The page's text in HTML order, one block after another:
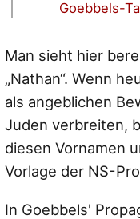
Goebbels-
Man sieht hier
„Nathan“. Wenn
als angeblichen
Juden verbreiten,
diesen Vornamen
Vorlage der NS-
In Goebbels'